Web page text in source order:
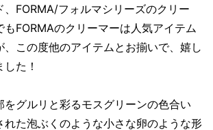
、FORMA/フォルマシリーズのクリー
もFORMAのクリーマーは人気アイテム
、この度他のアイテムとお揃いで、嬉し
た！
をグルリと彩るモスグリーンの色合い
れた泡ぶくのような小さな卵のような形